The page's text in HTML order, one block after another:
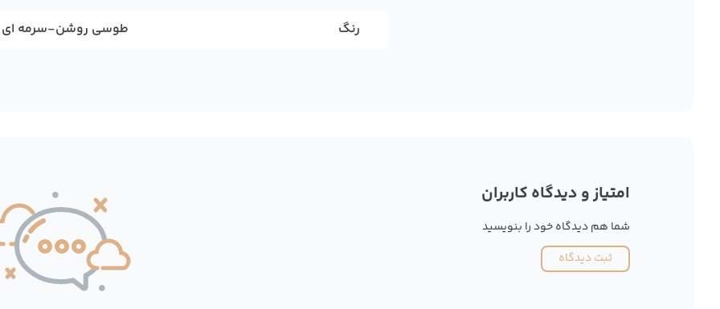
رنگ طوسی روشن-سرمه ای
امتیاز و دیدگاه کاربران
شما هم دیدگاه خود را بنویسید
ثبت دیدگاه